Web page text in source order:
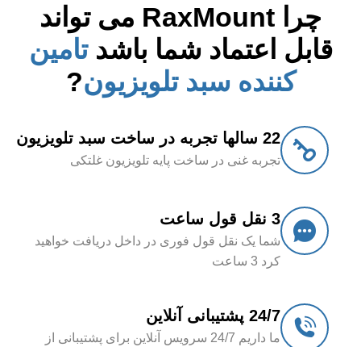
چرا RaxMount می تواند
قابل اعتماد شما باشدتامین
کننده سبد تلویزیون?
22 سالها تجربه در ساخت سبد تلویزیون
تجربه غنی در ساخت پایه تلویزیون غلتکی
3 نقل قول ساعت
شما یک نقل قول فوری در داخل دریافت خواهید
کرد 3 ساعت
24/7 پشتیبانی آنلاین
ما داریم 24/7 سرویس آنلاین برای پشتیبانی از